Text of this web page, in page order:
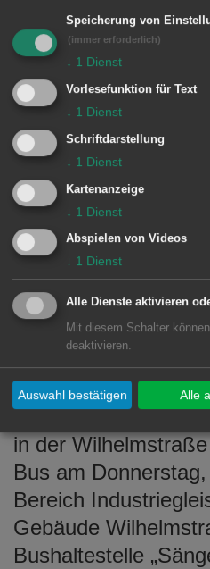
den öffentlichen
sind.
Bitte beachten Sie,
in begrenzter Zahl u.
Schulzentrum im Tal
Friedhof und beim
Verfügung stehen.
Verlegung der
während der
Während den
anlässlich der
wird die
in der
Bus am
Bereich
Gebäude
Bushaltestelle
Speicherung von
(immer erforderlich)
↓ 1 Dienst
Vorlesefunktion für Text
↓ 1 Dienst
Schriftdarstellung
↓ 1 Dienst
Kartenanzeige
↓ 1 Dienst
Abspielen von Videos
↓ 1 Dienst
Alle Dienste aktivieren
Mit diesem Schalter
deaktivieren.
Auswahl bestätigen Alle